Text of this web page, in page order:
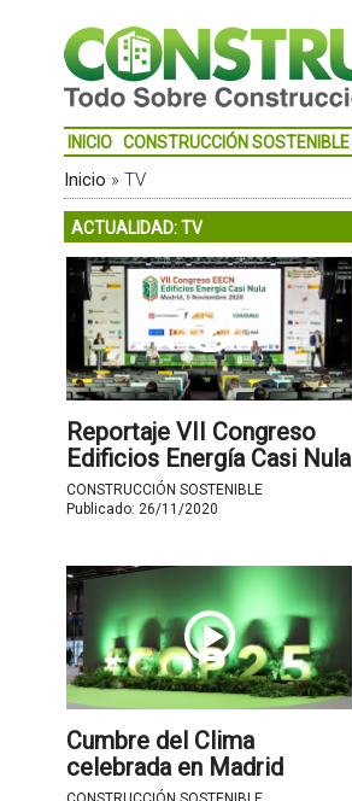
INICIO CONSTRUCCIÓN SOSTENIBLE
Inicio » TV
ACTUALIDAD: TV
Reportaje VII Congreso
Edificios Energía Casi Nula
CONSTRUCCIÓN SOSTENIBLE
Publicado: 26/11/2020
Cumbre del Clima
celebrada en Madrid